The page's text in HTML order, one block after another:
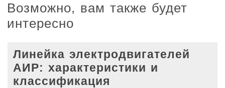
Возможно, вам также будет
интересно
Линейка электродвигателей
АИР: характеристики и
классификация